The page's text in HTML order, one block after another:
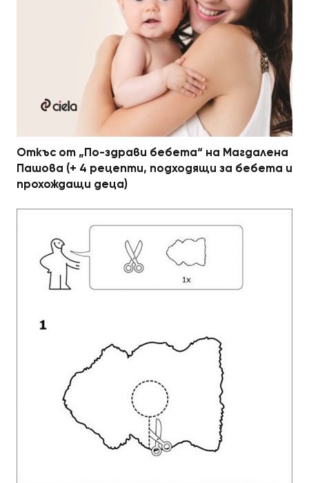
Откъс от „По-здрави бебета“ на Магдалена
Пашова (+ 4 рецепти, подходящи за бебета и
прохождащи деца)